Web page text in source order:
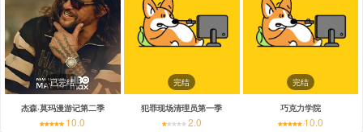
已完结
杰森·莫玛漫游记第二季
10.0
完结
犯罪现场清理员第一季
2.0
完结
巧克力学院
10.0